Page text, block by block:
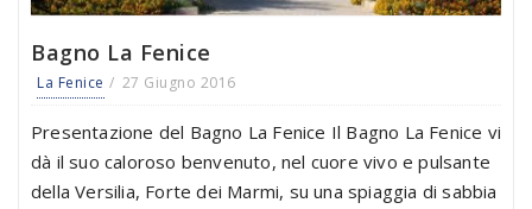
Bagno La Fenice
La Fenice 27 Giugno 2016
Presentazione del Bagno La Fenice Il Bagno La Fenice vi
dà il suo caloroso benvenuto, nel cuore vivo e pulsante
della Versilia, Forte dei Marmi, su una spiaggia di sabbia